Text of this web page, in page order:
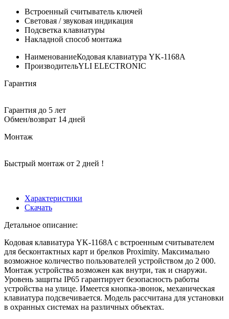
Встроенный считыватель ключей
Световая / звуковая индикация
Подсветка клавиатуры
Накладной способ монтажа
НаименованиеКодовая клавиатура YK-1168A
ПроизводительYLI ELECTRONIC
Гарантия
Гарантия до 5 лет
Обмен/возврат 14 дней
Монтаж
Быстрый монтаж от 2 дней !
Характеристики
Скачать
Детальное описание:
Кодовая клавиатура YK-1168A с встроенным считывателем
для бесконтактных карт и брелков Proximity. Максимально
возможное количество пользователей устройством до 2 000.
Монтаж устройства возможен как внутри, так и снаружи.
Уровень защиты IP65 гарантирует безопасность работы
устройства на улице. Имеется кнопка-звонок, механическая
клавиатура подсвечивается. Модель рассчитана для установки
в охранных системах на различных объектах.